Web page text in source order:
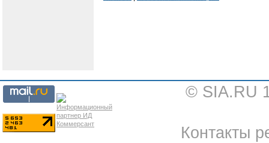
© SIA.RU
Контакты